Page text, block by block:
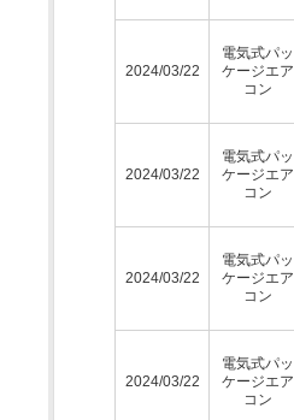
2024/03/22
電気式パッ
ケージエア
コン
2024/03/22
電気式パッ
ケージエア
コン
2024/03/22
電気式パッ
ケージエア
コン
2024/03/22
電気式パッ
ケージエア
コン